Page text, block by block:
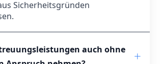
Sicherheitsgründen
auch ohne